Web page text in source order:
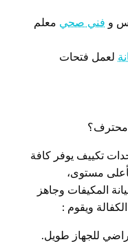
و فني صحي معلم
لعمل فتحات
محترف؟
تكييف يوفر كافة
مستوى،
المكيفات وجاهز
ويقوم :
للجهاز طويل.